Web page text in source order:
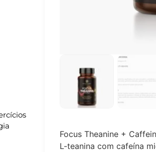
Focus Theanine +
L-teanina com cafeína